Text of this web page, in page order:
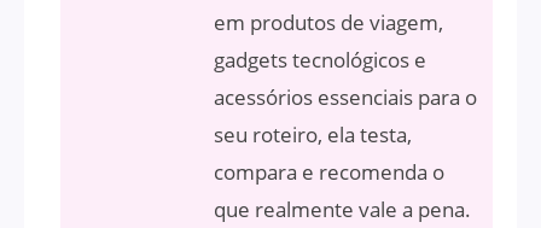
em produtos de viagem,
gadgets tecnológicos e
acessórios essenciais para o
seu roteiro, ela testa,
compara e recomenda o
que realmente vale a pena.